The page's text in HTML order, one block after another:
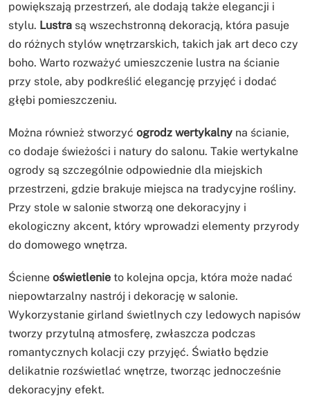
powiększają przestrzeń, ale dodają także elegancji i
stylu. Lustra są wszechstronną dekoracją, która pasuje
do różnych stylów wnętrzarskich, takich jak art deco czy
boho. Warto rozważyć umieszczenie lustra na ścianie
przy stole, aby podkreślić elegancję przyjęć i dodać
głębi pomieszczeniu.
Można również stworzyć ogrodz wertykalny na ścianie,
co dodaje świeżości i natury do salonu. Takie wertykalne
ogrody są szczególnie odpowiednie dla miejskich
przestrzeni, gdzie brakuje miejsca na tradycyjne rośliny.
Przy stole w salonie stworzą one dekoracyjny i
ekologiczny akcent, który wprowadzi elementy przyrody
do domowego wnętrza.
Ścienne oświetlenie to kolejna opcja, która może nadać
niepowtarzalny nastrój i dekorację w salonie.
Wykorzystanie girland świetlnych czy ledowych napisów
tworzy przytulną atmosferę, zwłaszcza podczas
romantycznych kolacji czy przyjęć. Światło będzie
delikatnie rozświetlać wnętrze, tworząc jednocześnie
dekoracyjny efekt.